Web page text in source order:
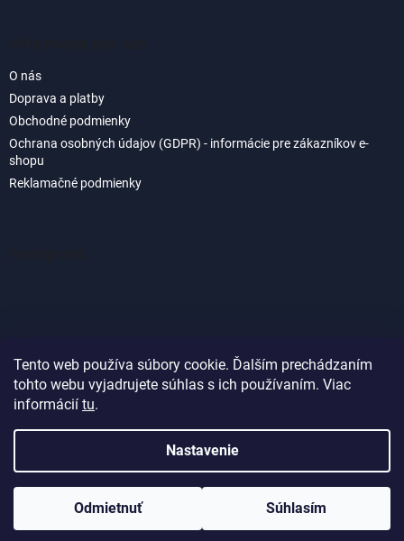
Tento web používa súbory cookie. Ďalším prechádzaním
tohto webu vyjadrujete súhlas s ich používaním. Viac
informácií tu.
Nastavenie
Odmietnuť Súhlasím
O nás
Doprava a platby
Obchodné podmienky
Ochrana osobných údajov (GDPR) - informácie pre zákazníkov e-
shopu
Reklamačné podmienky
Sledovať na Instagrame
Vytvoril Shoptet
Copyright 2026Akvaland.sk . Všetky práva vyhradené.